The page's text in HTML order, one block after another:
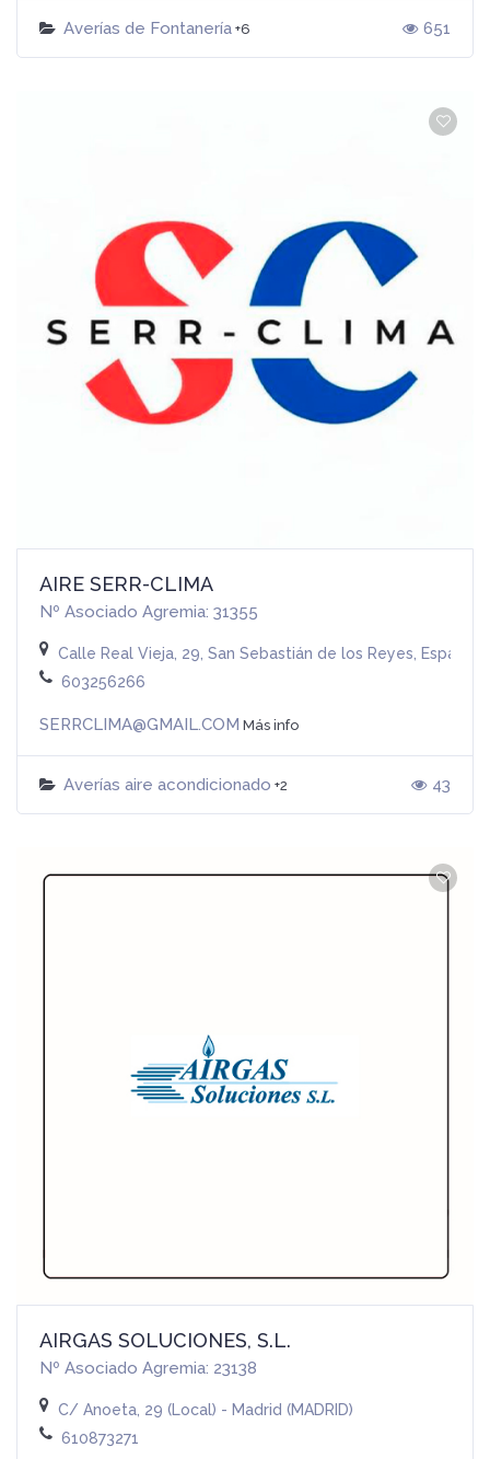
Averías de Fontanería +6 651
AIRE SERR-CLIMA
Nº Asociado Agremia: 31355
Calle Real Vieja, 29, San Sebastián de los Reyes, España
603256266
SERRCLIMA@GMAIL.COM Más info
Averías aire acondicionado +2 43
AIRGAS SOLUCIONES, S.L.
Nº Asociado Agremia: 23138
C/ Anoeta, 29 (Local) - Madrid (MADRID)
610873271